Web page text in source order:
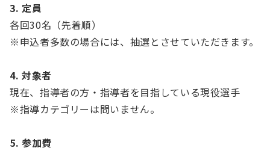
3. 定員
各回30名（先着順）
※申込者多数の場合には、抽選とさせていただきます。
4. 対象者
現在、指導者の方・指導者を目指している現役選手
※指導カテゴリーは問いません。
5. 参加費